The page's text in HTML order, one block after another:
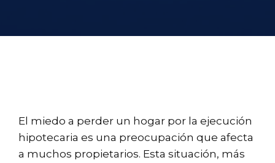
El miedo a perder un hogar por la ejecución
hipotecaria es una preocupación que afecta
a muchos propietarios. Esta situación, más